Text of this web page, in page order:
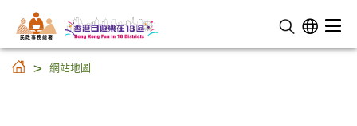
民 政 事 務 總 署
網站地圖
網站地圖